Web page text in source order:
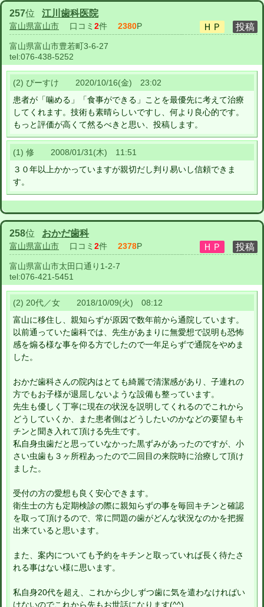
257位 江川歯科医院
富山県富山市 口コミ 2件 2380P
富山県富山市豊若町3-6-27
tel:076-438-5252
(2) ぴーすけ 2020/10/16(金) 23:02
患者が「噛める」「食事ができる」ことを最優先に考えて治療
してくれます。技術も素晴らしいですし、何より良心的です。
もっと評価が高くて然るべきと思い、投稿します。
(1) 修 2008/01/31(木) 11:51
３０年以上かかっていますが親切だし判り易いし信頼できま
す。
258位 おかだ歯科
富山県富山市 口コミ 2件 2378P
富山県富山市太田口通り1-2-7
tel:076-421-5451
(2) 20代／女 2018/10/09(火) 08:12
富山に移住し、親知らずが原因で数年前から通院しています。
以前通っていた歯科では、先生があまりに無愛想で説明も恐怖
感を煽る様な事を仰る方でしたので一年足らずで通院をやめま
した。
おかだ歯科さんの院内はとても綺麗で清潔感があり、子連れの
方でもお子様が退屈しないような設備も整っています。
先生も優しく丁寧に現在の状況を説明してくれるのでこれから
どうしていくか、また患者側はどうしたいのかなどの要望もキ
チンと聞き入れて頂ける先生です。
私自身虫歯だと思っていなかった黒ずみがあったのですが、小
さい虫歯も３ヶ所程あったので二回目の来院時に治療して頂け
ました。
受付の方の愛想も良く安心できます。
衛生士の方も定期検診の際に親知らずの事を毎回キチンと確認
を取って頂けるので、常に問題の歯がどんな状況なのかを把握
出来ていると思います。
また、案内についても予約をキチンと取っていれば長く待たさ
れる事はない様に思います。
私自身20代を超え、これから少しずつ歯に気を遣わなければい
けないのでこれから先もお世話になります(^^)